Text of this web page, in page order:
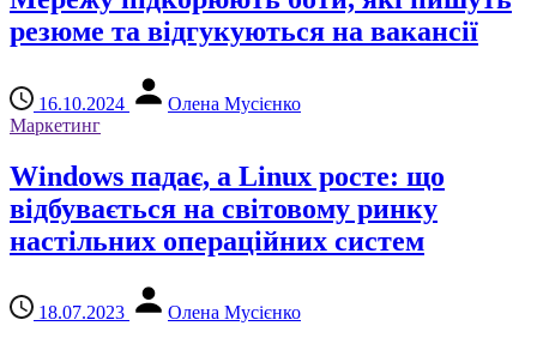
резюме та відгукуються на вакансії
16.10.2024
Олена Мусієнко
Маркетинг
Windows падає, а Linux росте: що
відбувається на світовому ринку
настільних операційних систем
18.07.2023 Олена Мусієнко